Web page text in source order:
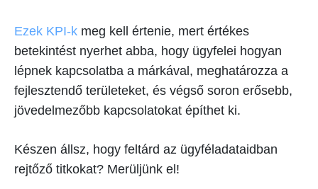
Ezek KPI-k meg kell értenie, mert értékes
betekintést nyerhet abba, hogy ügyfelei hogyan
lépnek kapcsolatba a márkával, meghatározza a
fejlesztendő területeket, és végső soron erősebb,
jövedelmezőbb kapcsolatokat építhet ki.
Készen állsz, hogy feltárd az ügyféladataidban
rejtőző titkokat? Merüljünk el!